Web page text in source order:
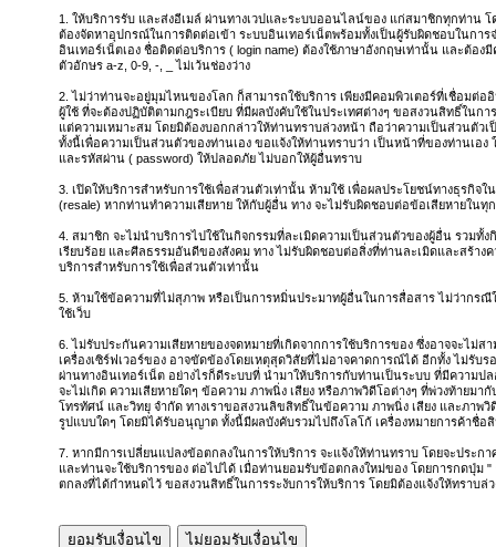
1. ให้บริการรับ และส่งอีเมล์ ผ่านทางเวปและระบบออนไลน์ของ แก่สมาชิกทุกท่าน
ต้องจัดหาอุปกรณ์ในการติดต่อเข้า ระบบอินเทอร์เน็ตพร้อมทั้งเป็นผู้รับผิดชอบในการ
อินเทอร์เน็ตเอง ชื่อติดต่อบริการ ( login name) ต้องใช้ภาษาอังกฤษเท่านั้น และต้อง
ตัวอักษร a-z, 0-9, -, _ ไม่เว้นช่องว่าง
2. ไม่ว่าท่านจะอยู่มุมไหนของโลก ก็สามารถใช้บริการ เพียงมีคอมพิวเตอร์ที่เชื่อมต่
ผู้ใช้ ที่จะต้องปฏิบัติตามกฎระเบียบ ที่มีผลบังคับใช้ในประเทศต่างๆ ขอสงวนสิทธิ์ในกา
แต่ความเหมาะสม โดยมิต้องบอกกล่าวให้ท่านทราบล่วงหน้า ถือว่าความเป็นส่วนตัว
ทั้งนี้เพื่อความเป็นส่วนตัวของท่านเอง ขอแจ้งให้ท่านทราบว่า เป็นหน้าที่ของท่านเอง
และรหัสผ่าน ( password) ให้ปลอดภัย ไม่บอกให้ผู้อื่นทราบ
3. เปิดให้บริการสำหรับการใช้เพื่อส่วนตัวเท่านั้น ห้ามใช้ เพื่อผลประโยชน์ทางธุรกิจ
(resale) หากท่านทำความเสียหาย ให้กับผู้อื่น ทาง จะไม่รับผิดชอบต่อข้อเสียหายในทุ
4. สมาชิก จะไม่นำบริการไปใช้ในกิจกรรมที่ละเมิดความเป็นส่วนตัวของผู้อื่น รวมทั้
เรียบร้อย และศีลธรรมอันดีของสังคม ทาง ไม่รับผิดชอบต่อสิ่งที่ท่านละเมิดและสร้าง
บริการสำหรับการใช้เพื่อส่วนตัวเท่านั้น
5. ห้ามใช้ข้อความที่ไม่สุภาพ หรือเป็นการหมิ่นประมาทผู้อื่นในการสื่อสาร ไม่ว่ากร
ใช้เว็บ
6. ไม่รับประกันความเสียหายของจดหมายที่เกิดจากการใช้บริการของ ซึ่งอาจจะไม่ส
เครื่องเซิร์ฟเวอร์ของ อาจขัดข้องโดยเหตุสุดวิสัยที่ไม่อาจคาดการณ์ได้ อีกทั้ง ไม่รับ
ผ่านทางอินเทอร์เน็ต อย่างไรก็ดีระบบที่ นำมาให้บริการกับท่านเป็นระบบ ที่มีความป
จะไม่เกิด ความเสียหายใดๆ ข้อความ ภาพนิ่ง เสียง หรือภาพวิดีโอต่างๆ ที่พ่วงท้ายมา
โทรทัศน์ และวิทยุ จำกัด ทางเราขอสงวนลิขสิทธิ์ในข้อความ ภาพนิ่ง เสียง และภาพ
รูปแบบใดๆ โดยมิได้รับอนุญาต ทั้งนี้มีผลบังคับรวมไปถึงโลโก้ เครื่องหมายการค้าชื่อ
7. หากมีการเปลี่ยนแปลงข้อตกลงในการให้บริการ จะแจ้งให้ท่านทราบ โดยจะประ
และท่านจะใช้บริการของ ต่อไปได้ เมื่อท่านยอมรับข้อตกลงใหม่ของ โดยการกดปุ่ม
ตกลงที่ได้กำหนดไว้ ขอสงวนสิทธิ์ในการระงับการให้บริการ โดยมิต้องแจ้งให้ทราบล่